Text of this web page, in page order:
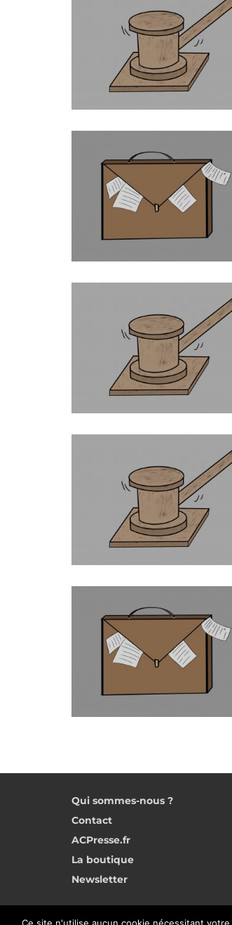
Qui sommes-nous ?
Contact
ACPresse.fr
La boutique
Newsletter